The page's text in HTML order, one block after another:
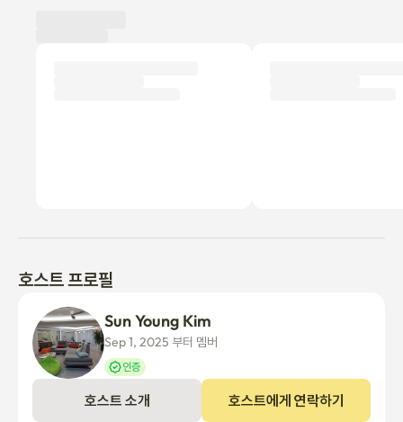
월해맞이 공영주차장을 이용해 주세요(5분당50원),
• 시설 및 비품 관리: 저희 숙소는 청결한 관리와 보안을 위해 매일
손님을 맞이하기 전 청소 전후를 사진으로 기록합니다. 손상 또는
분실된 비품은 변상 비용이 청구될 수 있습니다.
• 해충 관리: 정기 방역을 실시하고 정원에는 포춘등을 설치하였으
호스트 프로필
Sun Young Kim
Sep 1, 2025 부터 멤버
인증
호스트 소개 호스트에게 연락하기